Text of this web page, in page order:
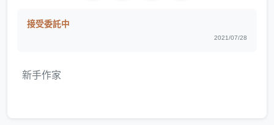
接受委託中
2021/07/28
新手作家